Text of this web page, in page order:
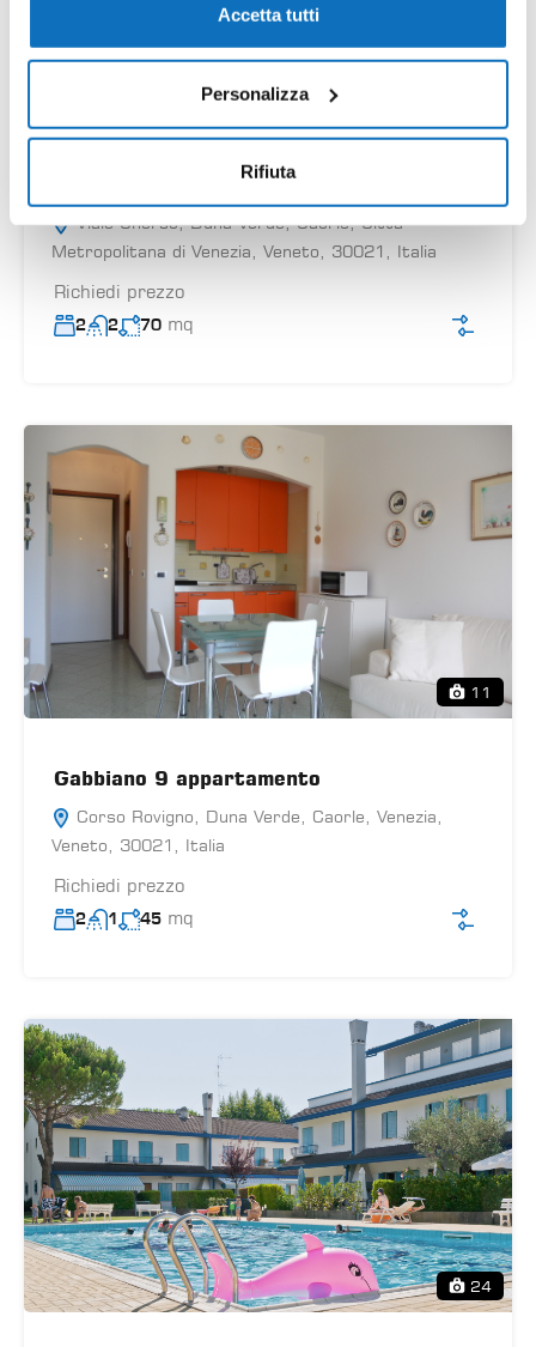
Accetta tutti
Personalizza
Rifiuta
Elite 315 villetta con piscina e tennis
Viale Cherso, Duna Verde, Caorle, Città
Metropolitana di Venezia, Veneto, 30021, Italia
Richiedi prezzo
2 2 70 mq
11
Gabbiano 9 appartamento
Corso Rovigno, Duna Verde, Caorle, Venezia,
Veneto, 30021, Italia
Richiedi prezzo
2 1 45 mq
24